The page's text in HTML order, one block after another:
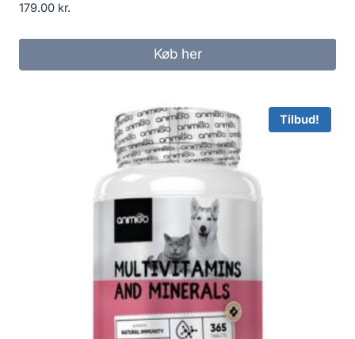
179.00 kr.
Køb her
Tilbud!